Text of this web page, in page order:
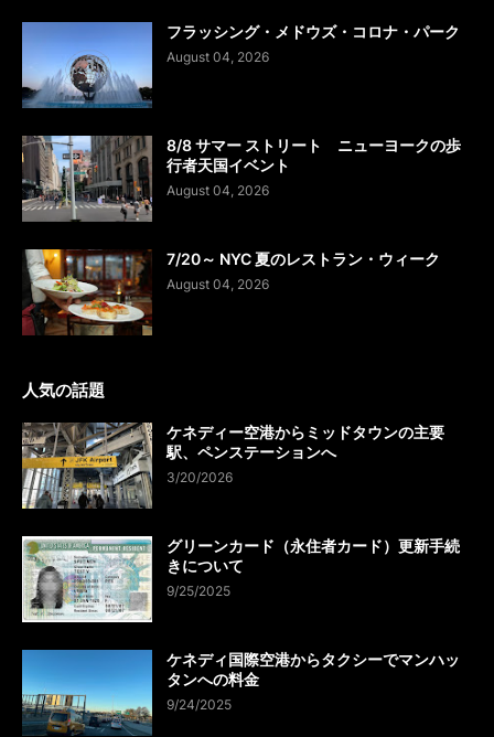
フラッシング・メドウズ・コロナ・パーク
August 04, 2026
8/8 サマー ストリート ニューヨークの歩
行者天国イベント
August 04, 2026
7/20～ NYC 夏のレストラン・ウィーク
August 04, 2026
人気の話題
ケネディー空港からミッドタウンの主要
駅、ペンステーションへ
3/20/2026
グリーンカード（永住者カード）更新手続
きについて
9/25/2025
ケネディ国際空港からタクシーでマンハッ
タンへの料金
9/24/2025